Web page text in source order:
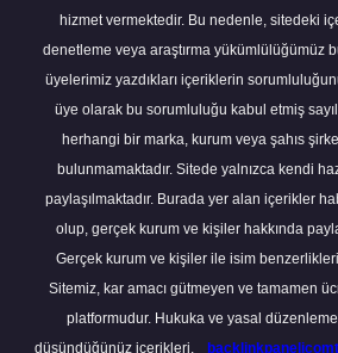
hizmet vermektedir. Bu nedenle, sitedeki
denetleme veya araştırma yükümlülüğümüz
üyelerimiz yazdıkları içeriklerin
üye olarak bu sorumluluğu kabul etmiş
herhangi bir marka, kurum veya şahıs
bulunmamaktadır. Sitede yalnızca kendi
paylaşılmaktadır. Burada yer alan içerikler
olup, gerçek kurum ve kişiler hakkında
Gerçek kurum ve kişiler ile isim
Sitemiz, kar amacı gütmeyen ve tamamen
platformudur. Hukuka ve yasal
düşündüğünüz içerikleri,